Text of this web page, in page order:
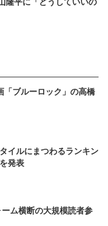
「ブルーロック」の高橋
イルにまつわるランキン
発表
ム横断の大規模読者参